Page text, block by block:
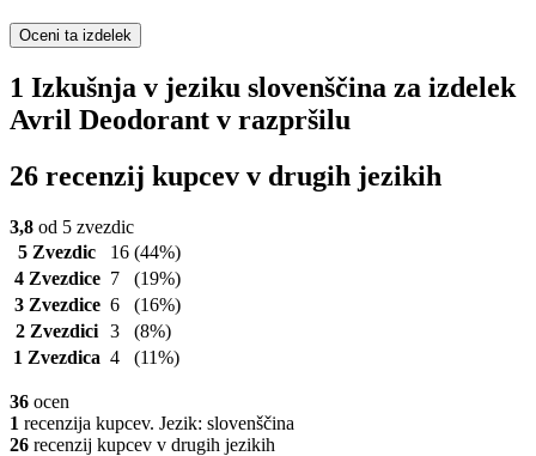
Oceni ta izdelek
1 Izkušnja v jeziku slovenščina za izdelek
Avril Deodorant v razpršilu
26 recenzij kupcev v drugih jezikih
3,8 od 5 zvezdic
5 Zvezdic
16 (44%)
4 Zvezdice 7
(19%)
3 Zvezdice 6
(16%)
2 Zvezdici 3
(8%)
1 Zvezdica 4 (11%)
36 ocen
1 recenzija kupcev. Jezik: slovenščina
26 recenzij kupcev v drugih jezikih